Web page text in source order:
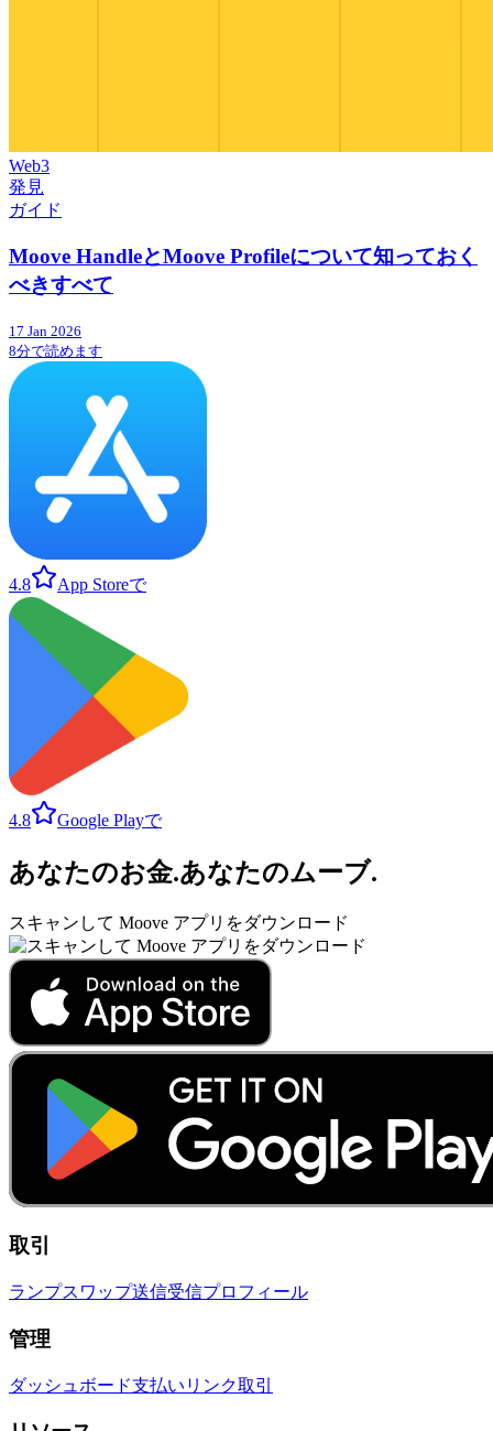
Web3
発見
ガイド
Moove HandleとMoove Profileについて知っておく
べきすべて
17 Jan 2026
8分で読めます
4.8 App Storeで
4.8 Google Playで
あなたのお金.あなたのムーブ.
スキャンして Moove アプリをダウンロード
取引
ランプスワップ送信受信プロフィール
管理
ダッシュボード支払いリンク取引